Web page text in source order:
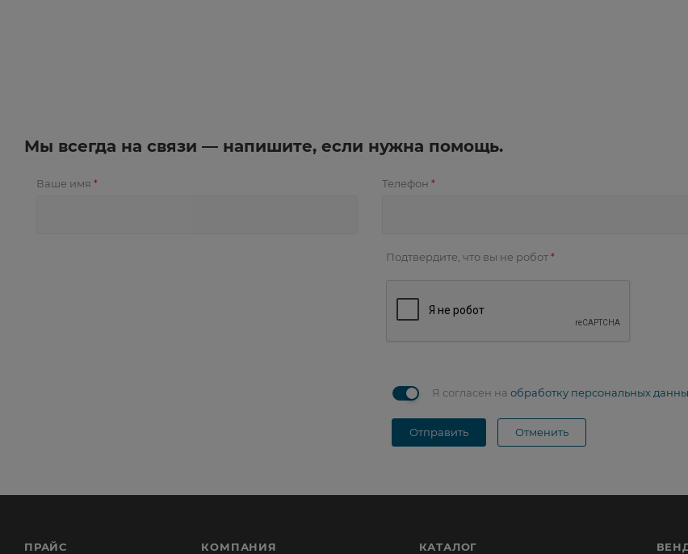
Мы всегда на связи — напишите, если нужна помощь.
Ваше имя* Телефон*
Подтвердите, что вы не робот *
Я согласен на обработку персональных
Отправить Отменить
ПРАЙС КОМПАНИЯ КАТАЛОГ